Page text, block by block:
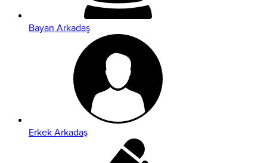
Bayan Arkadaş
Erkek Arkadaş